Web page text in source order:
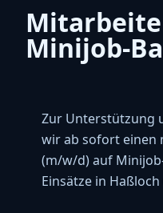
Minijob-
Zur Unterstützung
wir ab sofort
(m/w/d) auf
Einsätze in